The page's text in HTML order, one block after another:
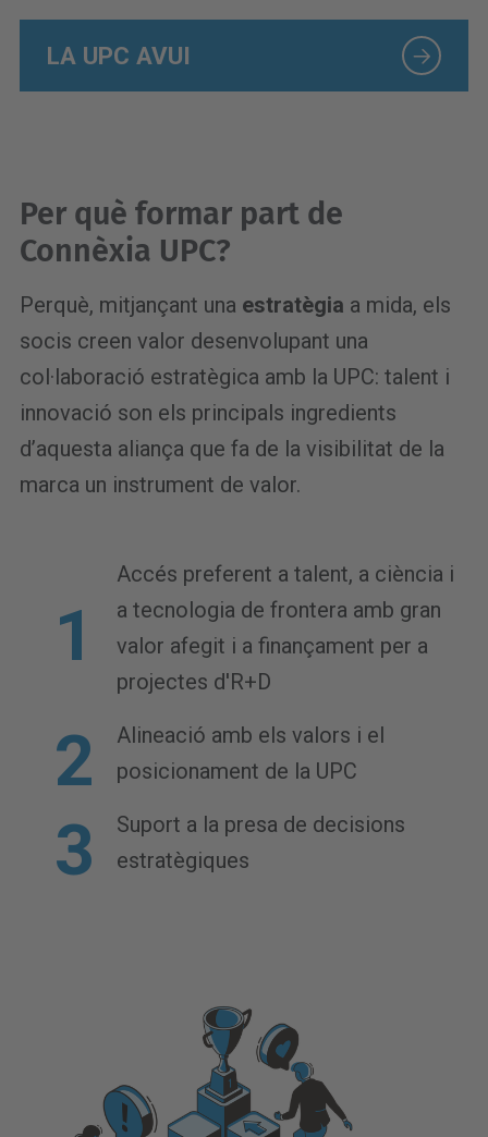
LA UPC AVUI
Per què formar part de
Connèxia UPC?
Perquè, mitjançant una estratègia a mida, els
socis creen valor desenvolupant una
col·laboració estratègica amb la UPC: talent i
innovació son els principals ingredients
d’aquesta aliança que fa de la visibilitat de la
marca un instrument de valor.
Accés preferent a talent, a ciència i
a tecnologia de frontera amb gran
valor afegit i a finançament per a
projectes d'R+D
Alineació amb els valors i el
posicionament de la UPC
Suport a la presa de decisions
estratègiques